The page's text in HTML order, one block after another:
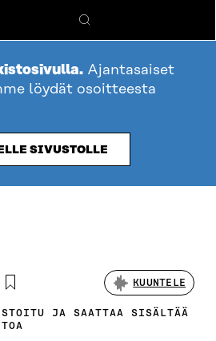
Hae
Ajantasaiset
löydät osoitteesta
SIVUSTOLLE
KUUNTELE
JA SAATTAA SISÄLTÄÄ